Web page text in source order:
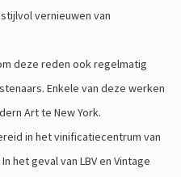
vernieuwen van
deze reden ook regelmatig
Enkele van deze werken
Art te New York.
in het vinificatiecentrum van
het geval van LBV en Vintage